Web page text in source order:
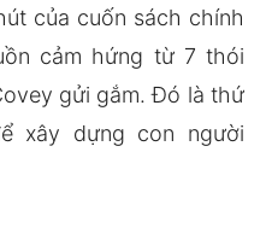
của cuốn sách chính
cảm hứng từ 7 thói
gửi gắm. Đó là thứ
xây dựng con người